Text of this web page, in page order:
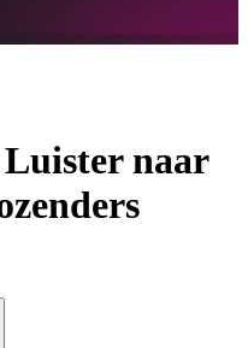
naar